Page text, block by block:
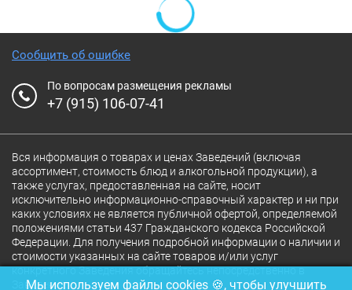
Сообщить об ошибке
По вопросам размещения рекламы
+7 (915) 106-07-41
Вся информация о товарах и ценах Заведений (включая
ассортимент, стоимость блюд и алкогольной продукции), а
также услугах, предоставленная на сайте, носит
исключительно информационно-справочный характер и ни при
каких условиях не является публичной офертой, определяемой
положениями статьи 437 Гражданского кодекса Российской
Федерации. Для получения подробной информации о наличии и
стоимости указанных на сайте товаров и/или услуг
конкретного Заведения обращайтесь непосредственно в
Заведение.
Мы используем файлы cookies 🍪, чтобы улучшить